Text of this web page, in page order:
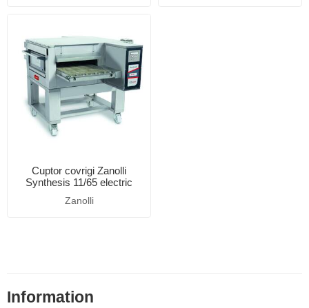
Cuptor covrigi Zanolli
Synthesis 11/65 electric
Zanolli
Information